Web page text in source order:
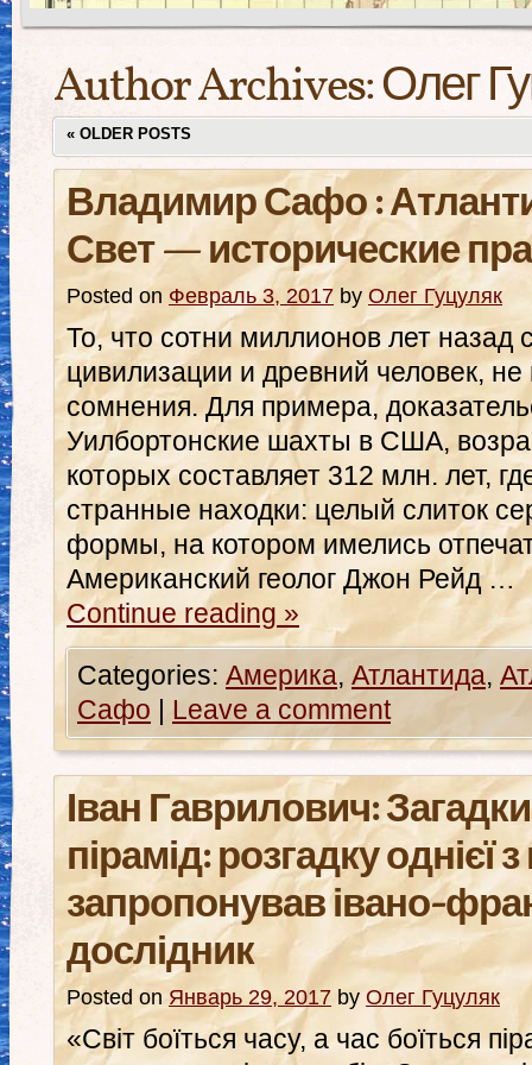
Author Archives:Олег
« OLDER POSTS
Владимир Сафо :
Свет — исторические
Posted on Февраль 3, 2017 by Олег Гуцуляк
То, что сотни миллионов лет назад
цивилизации и древний человек, не
сомнения. Для примера,
Уилбортонские шахты в США,
которых составляет 312 млн. лет,
странные находки: целый слиток
формы, на котором имелись
Американский геолог Джон Рейд …
Continue reading »
Categories: Америка, Атлантида,
Сафо | Leave a comment
Іван Гаврилович:
пірамід: розгадку однієї
запропонував івано-
дослідник
Posted on Январь 29, 2017 by Олег Гуцуляк
«Світ боїться часу, а час боїться